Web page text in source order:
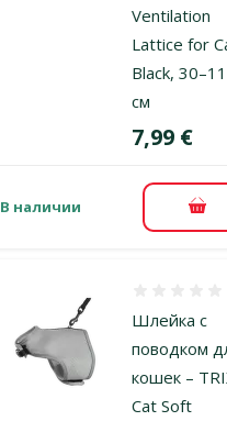
Ventilation
Lattice for
Black,
см
Цена
7,99 €
В наличии В
Шлейка с
поводком
кошек –
Cat Soft